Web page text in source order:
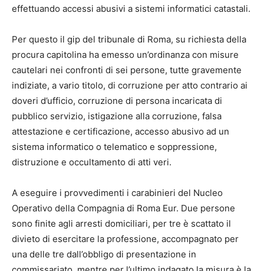
effettuando accessi abusivi a sistemi informatici catastali.
Per questo il gip del tribunale di Roma, su richiesta della
procura capitolina ha emesso un’ordinanza con misure
cautelari nei confronti di sei persone, tutte gravemente
indiziate, a vario titolo, di corruzione per atto contrario ai
doveri d’ufficio, corruzione di persona incaricata di
pubblico servizio, istigazione alla corruzione, falsa
attestazione e certificazione, accesso abusivo ad un
sistema informatico o telematico e soppressione,
distruzione e occultamento di atti veri.
A eseguire i provvedimenti i carabinieri del Nucleo
Operativo della Compagnia di Roma Eur. Due persone
sono finite agli arresti domiciliari, per tre è scattato il
divieto di esercitare la professione, accompagnato per
una delle tre dall’obbligo di presentazione in